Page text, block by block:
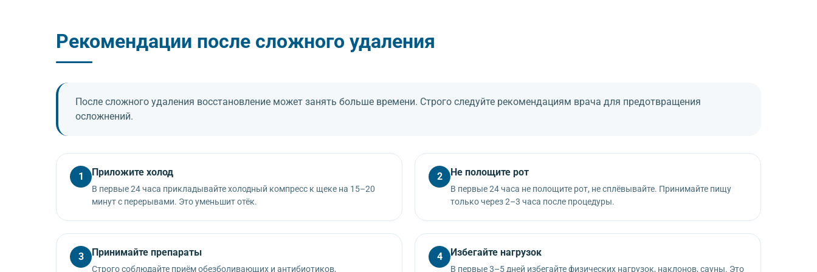
Рекомендации после сложного удаления
После сложного удаления восстановление может занять больше времени. Строго следуйте рекомендациям врача для предотвращения
осложнений.
1 Приложите холод
В первые 24 часа прикладывайте холодный компресс к щеке на 15–20
минут с перерывами. Это уменьшит отёк.
2 Не полощите рот
В первые 24 часа не полощите рот, не сплёвывайте. Принимайте пищу
только через 2–3 часа после процедуры.
3 Принимайте препараты
Строго соблюдайте приём обезболивающих и антибиотиков,
4 Избегайте нагрузок
В первые 3–5 дней избегайте физических нагрузок, наклонов, сауны. Это